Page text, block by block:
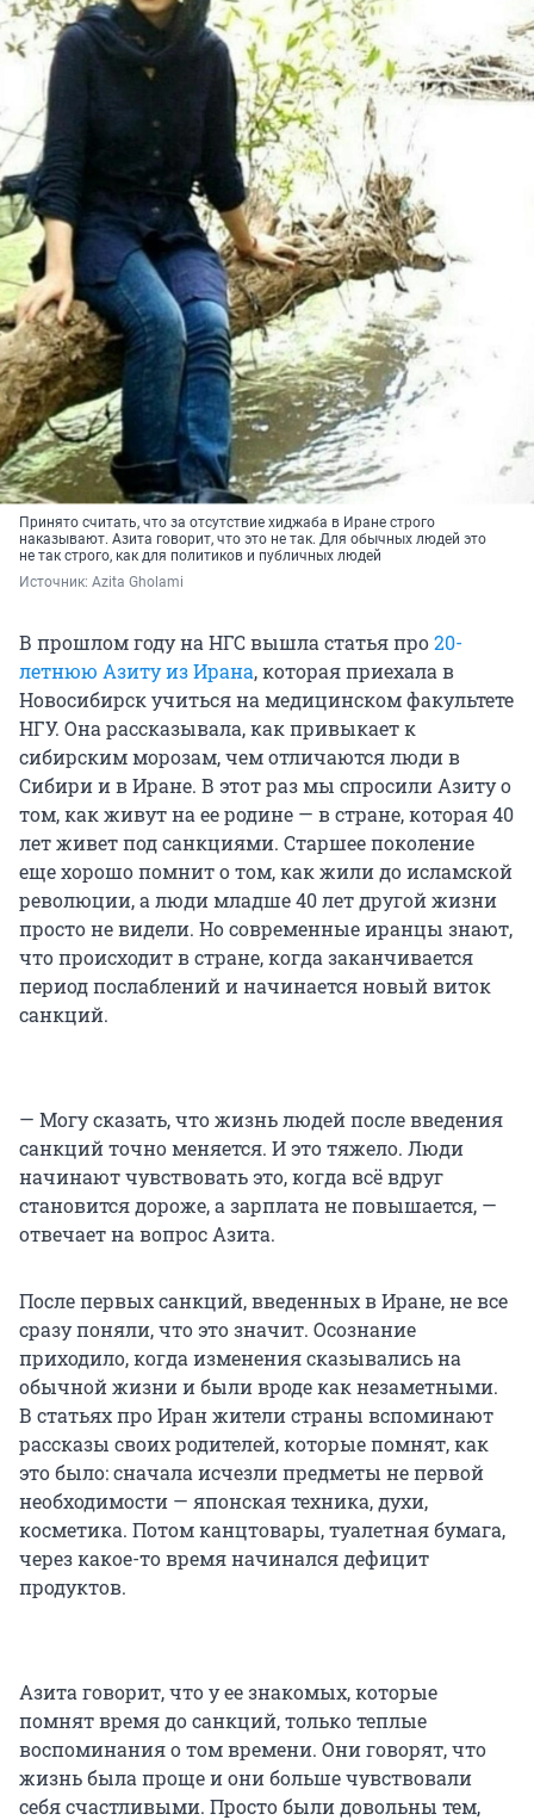
Принято считать, что за отсутствие хиджаба в Иране строго
наказывают. Азита говорит, что это не так. Для обычных людей это
не так строго, как для политиков и публичных людей
Источник: Azita Gholami
В прошлом году на НГС вышла статья про20-
летнюю Азиту из Ирана, которая приехала в
Новосибирск учиться на медицинском факультете
НГУ. Она рассказывала, как привыкает к
сибирским морозам, чем отличаются люди в
Сибири и в Иране. В этот раз мы спросили Азиту о
том, как живут на ее родине — в стране, которая 40
лет живет под санкциями. Старшее поколение
еще хорошо помнит о том, как жили до исламской
революции, а люди младше 40 лет другой жизни
просто не видели. Но современные иранцы знают,
что происходит в стране, когда заканчивается
период послаблений и начинается новый виток
санкций.
— Могу сказать, что жизнь людей после введения
санкций точно меняется. И это тяжело. Люди
начинают чувствовать это, когда всё вдруг
становится дороже, а зарплата не повышается, —
отвечает на вопрос Азита.
После первых санкций, введенных в Иране, не все
сразу поняли, что это значит. Осознание
приходило, когда изменения сказывались на
обычной жизни и были вроде как незаметными.
В статьях про Иран жители страны вспоминают
рассказы своих родителей, которые помнят, как
это было: сначала исчезли предметы не первой
необходимости — японская техника, духи,
косметика. Потом канцтовары, туалетная бумага,
через какое-то время начинался дефицит
продуктов.
Азита говорит, что у ее знакомых, которые
помнят время до санкций, только теплые
воспоминания о том времени. Они говорят, что
жизнь была проще и они больше чувствовали
себя счастливыми. Просто были довольны тем,